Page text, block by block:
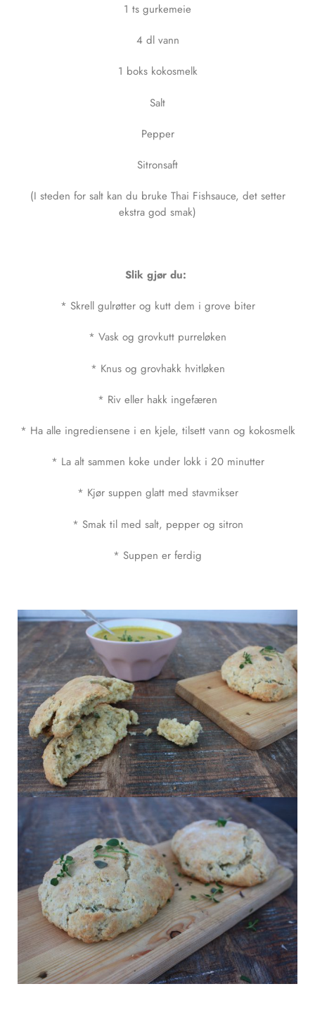
1 ts gurkemeie
4 dl vann
1 boks kokosmelk
Salt
Pepper
Sitronsaft
(I steden for salt kan du bruke Thai Fishsauce, det setter
ekstra god smak)
Slik gjør du:
* Skrell gulrøtter og kutt dem i grove biter
* Vask og grovkutt purreløken
* Knus og grovhakk hvitløken
* Riv eller hakk ingefæren
* Ha alle ingrediensene i en kjele, tilsett vann og kokosmelk
* La alt sammen koke under lokk i 20 minutter
* Kjør suppen glatt med stavmikser
* Smak til med salt, pepper og sitron
* Suppen er ferdig